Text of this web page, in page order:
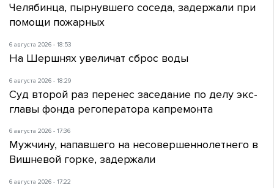
Челябинца, пырнувшего соседа, задержали при
помощи пожарных
6 августа 2026 - 18:53
На Шершнях увеличат сброс воды
6 августа 2026 - 18:29
Суд второй раз перенес заседание по делу экс-
главы фонда регоператора капремонта
6 августа 2026 - 17:36
Мужчину, напавшего на несовершеннолетнего в
Вишневой горке, задержали
6 августа 2026 - 17:22